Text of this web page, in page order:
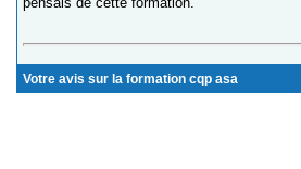
Votre avis sur la formation cqp asa